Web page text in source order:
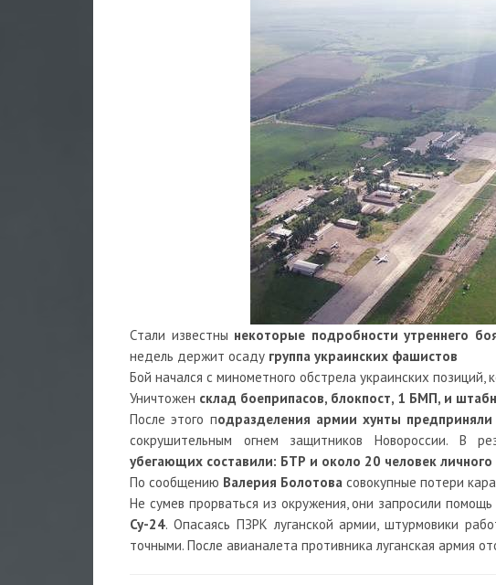
Стали известны некоторые подробности утреннего
недель держит осаду группа украинских фашистов
Бой начался с минометного обстрела украинских
Уничтожен склад боеприпасов, блокпост, 1 БМП, и
После этого подразделения армии хунты предприняли
сокрушительным огнем защитников Новороссии. В
убегающих составили: БТР и около 20 человек личного
По сообщению Валерия Болотова совокупные потери
Не сумев прорваться из окружения, они запросили
Су-24. Опасаясь ПЗРК луганской армии, штурмовики
точными. После авианалета противника луганская армия